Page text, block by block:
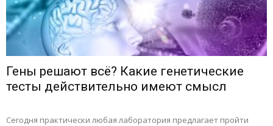
Гены решают всё? Какие генетические
тесты действительно имеют смысл
Сегодня практически любая лаборатория предлагает пройти